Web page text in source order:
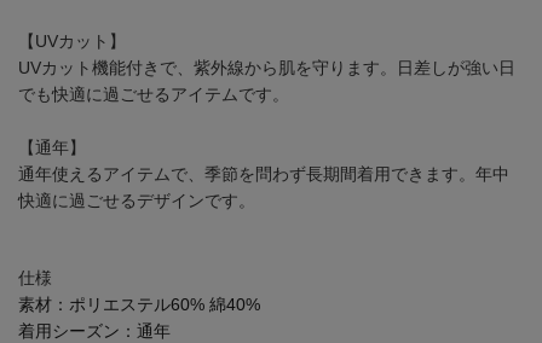
【UVカット】
UVカット機能付きで、紫外線から肌を守ります。日差しが強い日
でも快適に過ごせるアイテムです。
【通年】
通年使えるアイテムで、季節を問わず長期間着用できます。年中
快適に過ごせるデザインです。
仕様
素材： ポリエステル60% 綿40%
着用シーズン： 通年